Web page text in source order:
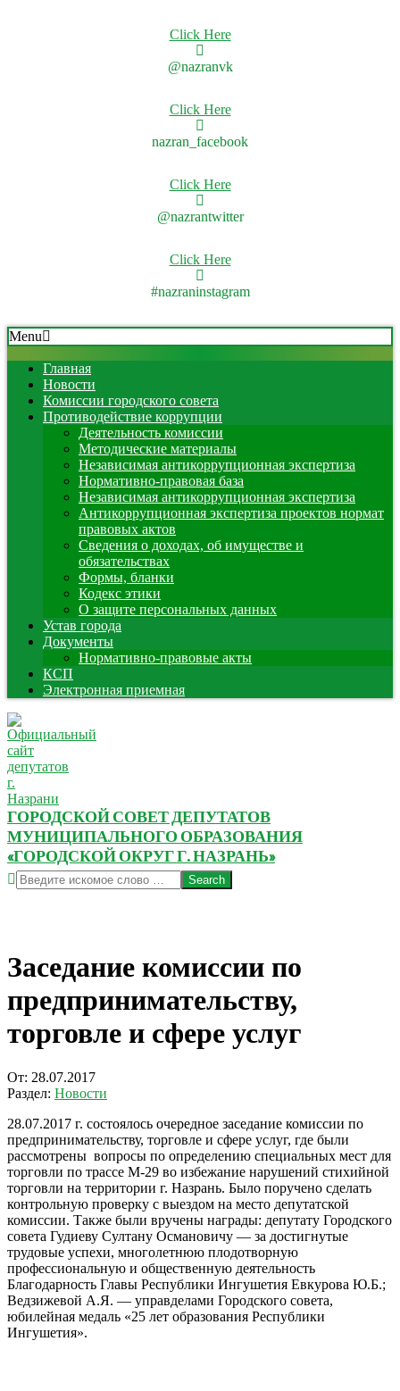
Click Here
@nazranvk
Click Here
nazran_facebook
Click Here
@nazrantwitter
Click Here
#nazraninstagram
Skip
to
content
Secondary
Navigation
Menu
Menu
Главная
Новости
Комиссии городского совета
Противодействие коррупции
Деятельность комиссии
Методические материалы
Независимая антикоррупционная экспертиза
Нормативно-правовая база
Независимая антикоррупционная экспертиза
Антикоррупционная экспертиза проектов нормат
правовых актов
Сведения о доходах, об имуществе и
обязательствах
Формы, бланки
Кодекс этики
О защите персональных данных
Устав города
Документы
Нормативно-правовые акты
КСП
Электронная приемная
ГОРОДСКОЙ СОВЕТ ДЕПУТАТОВ
МУНИЦИПАЛЬНОГО ОБРАЗОВАНИЯ
«ГОРОДСКОЙ ОКРУГ Г. НАЗРАНЬ»
Search
Заседание комиссии по
предпринимательству,
торговле и сфере услуг
От: 28.07.2017
Раздел: Новости
28.07.2017 г. состоялось очередное заседание комиссии по
предпринимательству, торговле и сфере услуг, где были
рассмотрены вопросы по определению специальных мест для
торговли по трассе М-29 во избежание нарушений стихийной
торговли на территории г. Назрань. Было поручено сделать
контрольную проверку с выездом на место депутатской
комиссии. Также были вручены награды: депутату Городского
совета Гудиеву Султану Османовичу — за достигнутые
трудовые успехи, многолетнюю плодотворную
профессиональную и общественную деятельность
Благодарность Главы Республики Ингушетия Евкурова Ю.Б.;
Ведзижевой А.Я. — управделами Городского совета,
юбилейная медаль «25 лет образования Республики
Ингушетия».